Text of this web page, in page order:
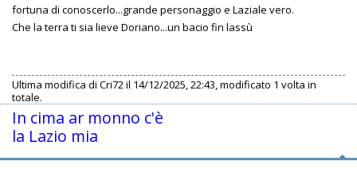
fortuna di conoscerlo...grande personaggio e Laziale vero.
Che la terra ti sia lieve Doriano...un bacio fin lassù
Ultima modifica di Cri72 il 14/12/2025, 22:43, modificato 1 volta in
totale.
In cima ar monno c'è
la Lazio mia